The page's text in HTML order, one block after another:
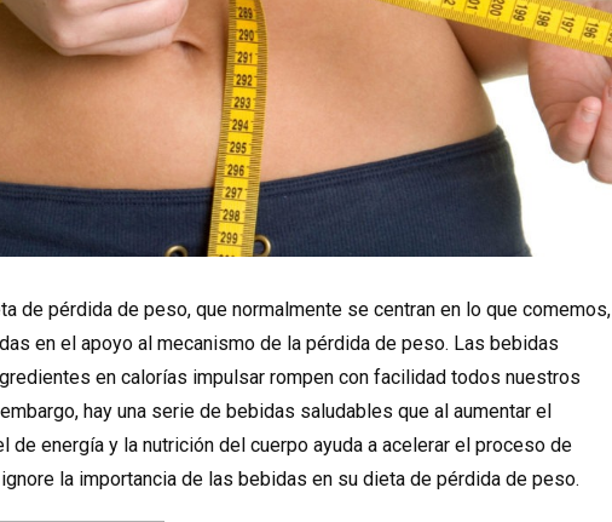
de pérdida de peso, que normalmente se centran en lo que comemos,
en el apoyo al mecanismo de la pérdida de peso. Las bebidas
en calorías impulsar rompen con facilidad todos nuestros
hay una serie de bebidas saludables que al aumentar el
de energía y la nutrición del cuerpo ayuda a acelerar el proceso de
la importancia de las bebidas en su dieta de pérdida de peso.